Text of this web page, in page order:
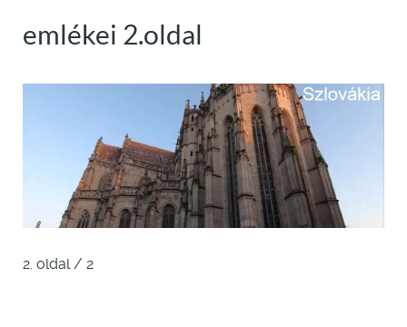
emlékei 2.oldal
2. oldal / 2